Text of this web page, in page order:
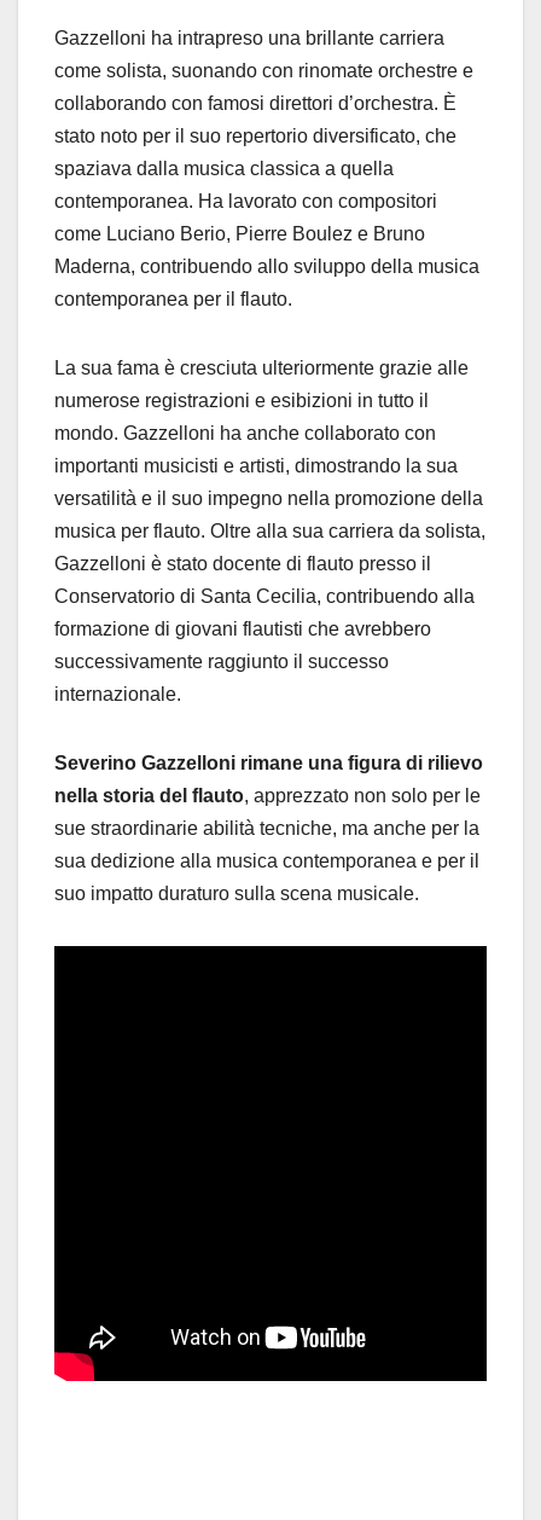
Gazzelloni ha intrapreso una brillante carriera
come solista, suonando con rinomate orchestre e
collaborando con famosi direttori d’orchestra. È
stato noto per il suo repertorio diversificato, che
spaziava dalla musica classica a quella
contemporanea. Ha lavorato con compositori
come Luciano Berio, Pierre Boulez e Bruno
Maderna, contribuendo allo sviluppo della musica
contemporanea per il flauto.
La sua fama è cresciuta ulteriormente grazie alle
numerose registrazioni e esibizioni in tutto il
mondo. Gazzelloni ha anche collaborato con
importanti musicisti e artisti, dimostrando la sua
versatilità e il suo impegno nella promozione della
musica per flauto. Oltre alla sua carriera da solista,
Gazzelloni è stato docente di flauto presso il
Conservatorio di Santa Cecilia, contribuendo alla
formazione di giovani flautisti che avrebbero
successivamente raggiunto il successo
internazionale.
Severino Gazzelloni rimane una figura di rilievo
nella storia del flauto, apprezzato non solo per le
sue straordinarie abilità tecniche, ma anche per la
sua dedizione alla musica contemporanea e per il
suo impatto duraturo sulla scena musicale.